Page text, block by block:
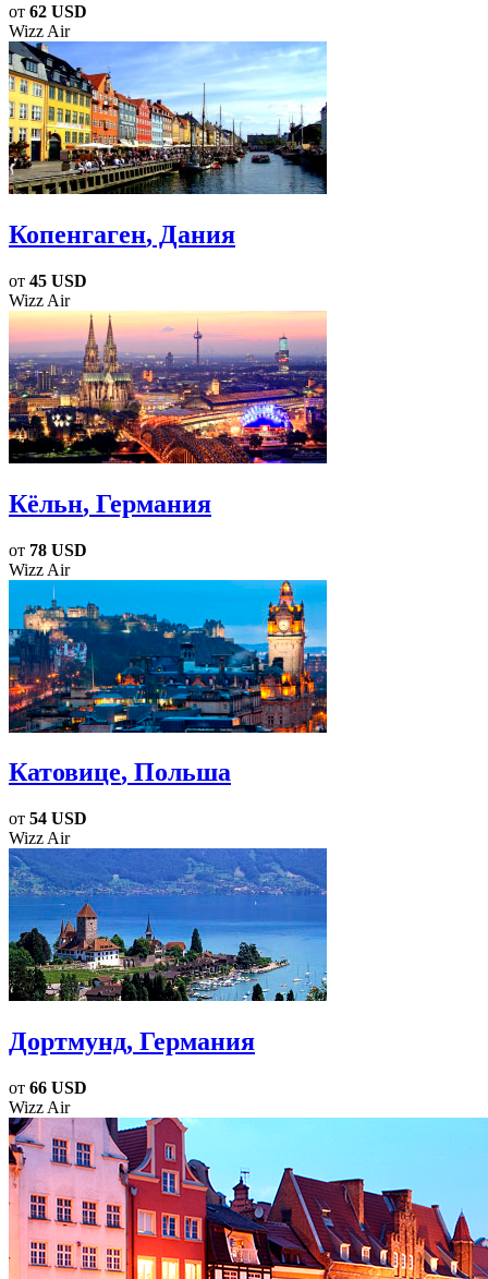
от 62 USD
Wizz Air
Копенгаген, Дания
от 45 USD
Wizz Air
Кёльн, Германия
от 78 USD
Wizz Air
Катовице, Польша
от 54 USD
Wizz Air
Дортмунд, Германия
от 66 USD
Wizz Air